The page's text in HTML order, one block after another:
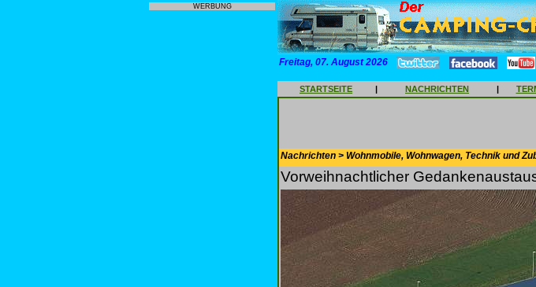
WERBUNG
Freitag, 07. August 2026
STARTSEITE | NACHRICHTEN |
Nachrichten > Wohnmobile, Wohnwagen, Technik und
Vorweihnachtlicher